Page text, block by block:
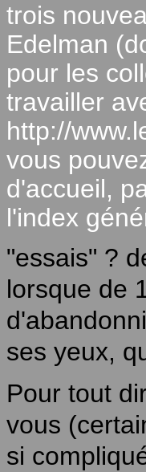
trois
Edelman
pour les
travailler
http://
vous
d'accueil,
l'index
"essais" ?
lorsque de
ses yeux,
Pour tout
vous
si